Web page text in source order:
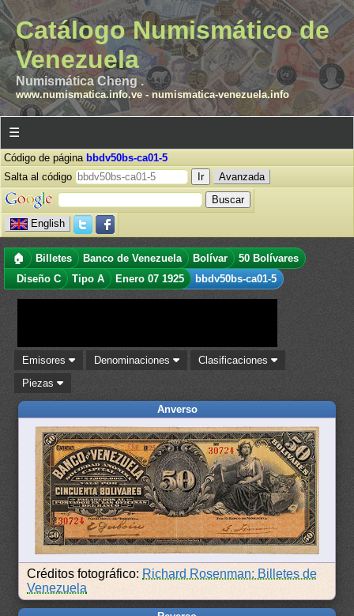
Catálogo Numismático de
Venezuela
Numismática Cheng .
www.numismatica.info.ve- numismatica-venezuela.info
☰
Código de página bbdv50bs-ca01-5
Salta al código
Avanzada
English
🏠 Billetes Banco de Venezuela Bolívar
50 Bolívares
Diseño C
Tipo A Enero 07 1925 bbdv50bs-ca01-5
Emisores Denominaciones
Clasificaciones
Piezas
Anverso
Créditos fotográfico: Richard Rosenman: Billetes de
Venezuela